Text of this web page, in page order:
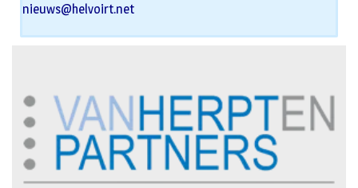
nieuws@helvoirt.net